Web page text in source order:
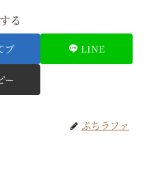
る
ブ LINE
ー
ぷちラファ